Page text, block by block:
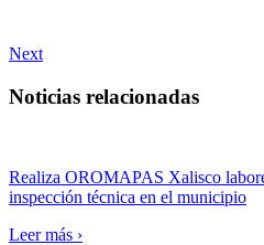
Next
Noticias relacionadas
Realiza OROMAPAS Xalisco
inspección técnica en el municipio
Leer más ›